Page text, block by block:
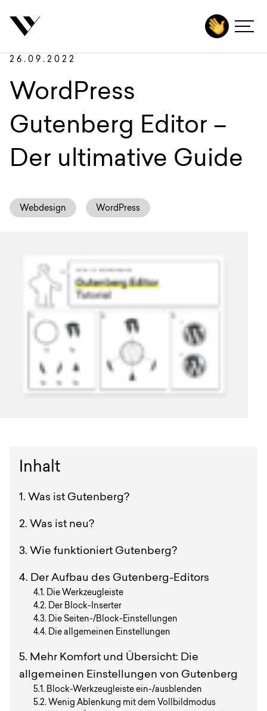
Leistungen
Technologien
Branchen
Projekte
Insights
Anfrage
Zurück
26.09.2022
WordPress
Gutenberg Editor –
Der ultimative Guide
Webdesign WordPress
Inhalt
Was ist Gutenberg?
Was ist neu?
Wie funktioniert Gutenberg?
Der Aufbau des Gutenberg-Editors
Die Werkzeugleiste
Der Block-Inserter
Die Seiten-/Block-Einstellungen
Die allgemeinen Einstellungen
Mehr Komfort und Übersicht: Die
allgemeinen Einstellungen von Gutenberg
Block-Werkzeugleiste ein-/ausblenden
Wenig Ablenkung mit dem Vollbildmodus